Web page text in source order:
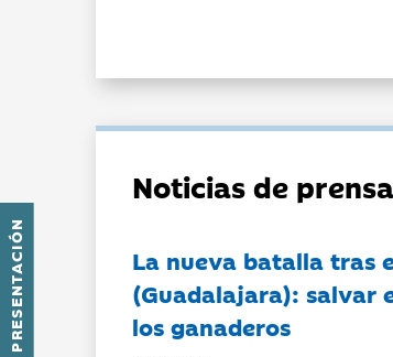
PRESENTACIÓN
Noticias de
La nueva batalla tras
(Guadalajara): salvar
los ganaderos